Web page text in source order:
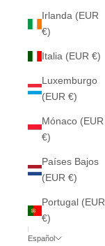
Irlanda (EUR
€)
Italia (EUR €)
Luxemburgo
(EUR €)
Mónaco (EUR
€)
Países Bajos
(EUR €)
Portugal (EUR
€)
Español